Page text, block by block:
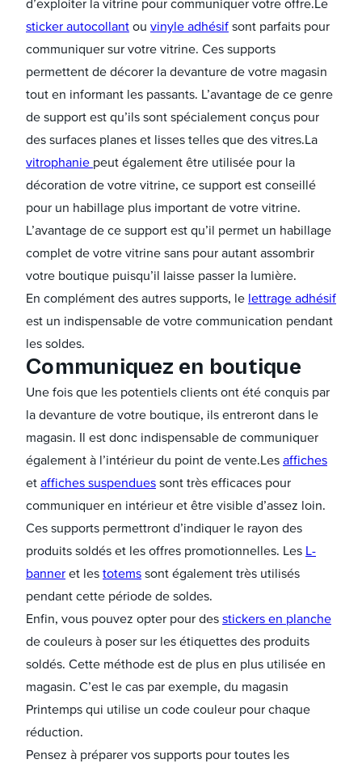
d’exploiter la vitrine pour communiquer votre offre.Le
sticker autocollant ou vinyle adhésif sont parfaits pour
communiquer sur votre vitrine. Ces supports
permettent de décorer la devanture de votre magasin
tout en informant les passants. L’avantage de ce genre
de support est qu’ils sont spécialement conçus pour
des surfaces planes et lisses telles que des vitres.La
vitrophanie peut également être utilisée pour la
décoration de votre vitrine, ce support est conseillé
pour un habillage plus important de votre vitrine.
L’avantage de ce support est qu’il permet un habillage
complet de votre vitrine sans pour autant assombrir
votre boutique puisqu’il laisse passer la lumière.
En complément des autres supports, le lettrage adhésif
est un indispensable de votre communication pendant
les soldes.
Communiquez en boutique
Une fois que les potentiels clients ont été conquis par
la devanture de votre boutique, ils entreront dans le
magasin. Il est donc indispensable de communiquer
également à l’intérieur du point de vente.Les affiches
et affiches suspendues sont très efficaces pour
communiquer en intérieur et être visible d’assez loin.
Ces supports permettront d’indiquer le rayon des
produits soldés et les offres promotionnelles. Les L-
banner et les totems sont également très utilisés
pendant cette période de soldes.
Enfin, vous pouvez opter pour des stickers en planche
de couleurs à poser sur les étiquettes des produits
soldés. Cette méthode est de plus en plus utilisée en
magasin. C’est le cas par exemple, du magasin
Printemps qui utilise un code couleur pour chaque
réduction.
Pensez à préparer vos supports pour toutes les